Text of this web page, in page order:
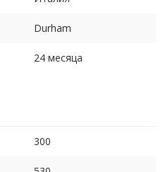
Durham
24 месяца
300